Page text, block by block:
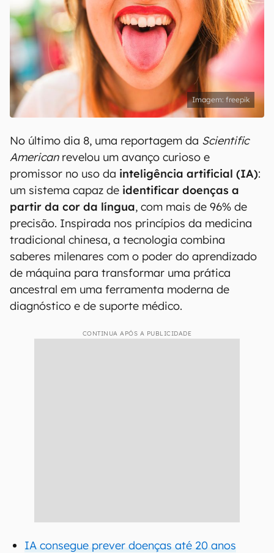
freepik
No último dia 8, uma reportagem da Scientific
Americanrevelou um avanço curioso e
promissor no uso da inteligência artificial (IA):
um sistema capaz de identificar doenças a
partir da cor da língua, com mais de 96% de
precisão. Inspirada nos princípios da medicina
tradicional chinesa, a tecnologia combina
saberes milenares com o poder do aprendizado
de máquina para transformar uma prática
ancestral em uma ferramenta moderna de
diagnóstico e de suporte médico.
CONTINUA APÓS A PUBLICIDADE
IA consegue prever doenças até 20 anos